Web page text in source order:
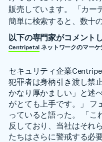
販売しています。 「カー
簡単に検索すると、数十
以下の専門家がコメント
Centripetal ネットワークのマー
セキュリティ企業
犯罪者は身柄引き渡し禁
かなり厚かましい」と述
がとても上手です。」 フ
っていると語った。 「
反しており、当社はそれ
たちはさらに警戒する必